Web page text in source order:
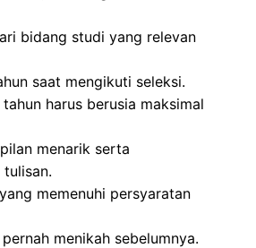
bidang studi yang relevan
saat mengikuti seleksi.
harus berusia maksimal
menarik serta
memenuhi persyaratan
menikah sebelumnya.